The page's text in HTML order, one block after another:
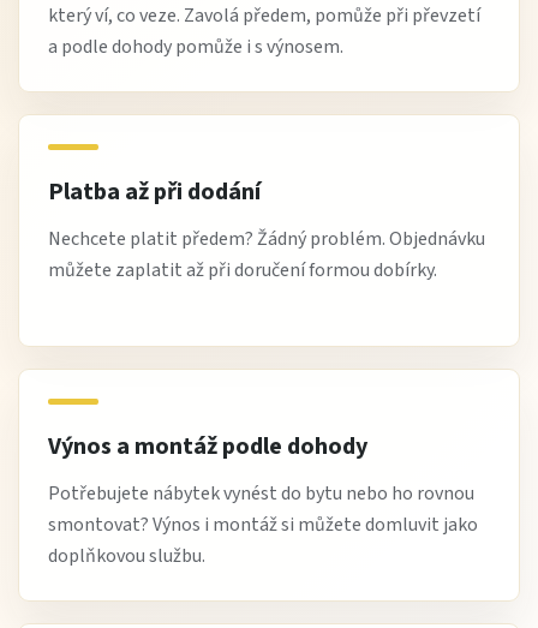
který ví, co veze. Zavolá předem, pomůže při převzetí
a podle dohody pomůže i s výnosem.
Platba až při dodání
Nechcete platit předem? Žádný problém. Objednávku
můžete zaplatit až při doručení formou dobírky.
Výnos a montáž podle dohody
Potřebujete nábytek vynést do bytu nebo ho rovnou
smontovat? Výnos i montáž si můžete domluvit jako
doplňkovou službu.